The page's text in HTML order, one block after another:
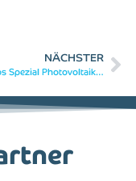
NÄCHSTER
Steuertipps Spezial Photovoltaikanlage und Blockheizkraftwerk